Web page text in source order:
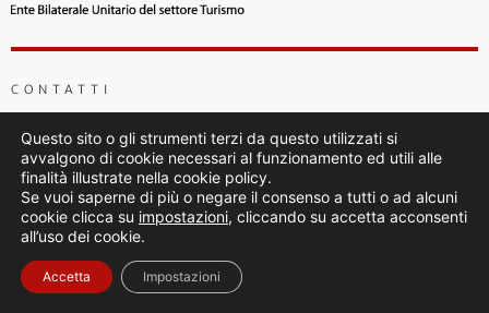
CONTATTI
Sede Legale:
Via Piemonte 39, 00187 Roma
Tel: 06/4725509
entibilaterali@confesercenti.itebnturismo@pecconfesercentinaz.it
Questo sito o gli strumenti terzi da questo utilizzati si
avvalgono di cookie necessari al funzionamento ed utili alle
finalità illustrate nella cookie policy.
Se vuoi saperne di più o negare il consenso a tutti o ad alcuni
cookie clicca su impostazioni, cliccando su accetta acconsenti
all’uso dei cookie.
Accetta Impostazioni